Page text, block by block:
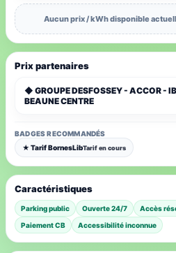
Aucun prix / kWh disponible
Prix partenaires
◆ GROUPE DESFOSSEY - ACCOR -
BEAUNE CENTRE
BADGES RECOMMANDÉS
★ Tarif BornesLibTarif en cours
Caractéristiques
Parking public Ouverte 24/7 Accès
Paiement CB
Accessibilité inconnue